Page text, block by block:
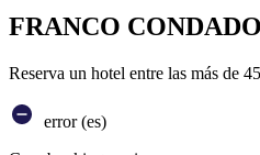
FRANCO
Reserva un hotel entre las más de
error (es)